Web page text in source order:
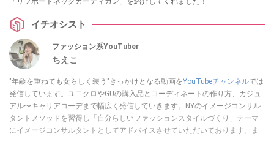
イチオシスト
ファッション系YouTuber
ちえこ
"年齢を重ねても女らしく装う"きっかけとなる動画をYouTubeチャンネルでは
発信しています。ユニクロやGUの購入品とコーディネートの作り方、カジュ
アル〜キャリアコーデまで幅広く発信していきます。NYのイメージコンサル
タントメソッドを習得し「自分らしいファッションスタイルづくり」テーマ
にイメージコンサルタントとしてアドバイスさせていただいております。ま